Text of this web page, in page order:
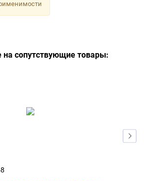
на сопутствующие товары: